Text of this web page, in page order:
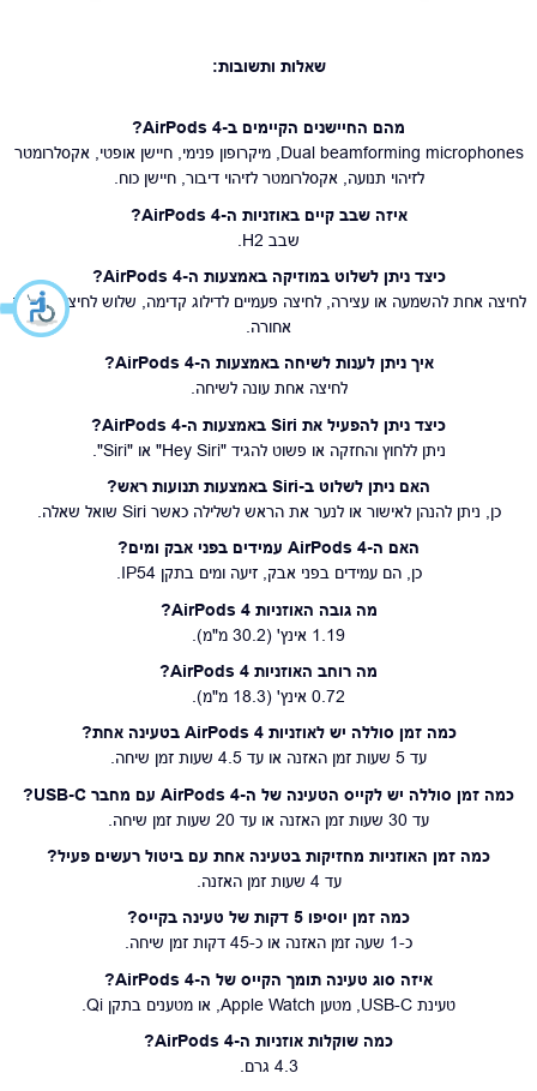
שאלות ותשובות:
מהם החיישנים הקיימים ב-AirPods 4?
Dual beamforming microphones, מיקרופון פנימי, חיישן אופטי, אקסלרומטר
לזיהוי תנועה, אקסלרומטר לזיהוי דיבור, חיישן כוח.
איזה שבב קיים באוזניות ה-AirPods 4?
שבב H2.
כיצד ניתן לשלוט במוזיקה באמצעות ה-AirPods 4?
לחיצה אחת להשמעה או עצירה, לחיצה פעמיים לדילוג קדימה, שלוש לחיצות לדילוג
אחורה.
איך ניתן לענות לשיחה באמצעות ה-AirPods 4?
לחיצה אחת עונה לשיחה.
כיצד ניתן להפעיל את Siri באמצעות ה-AirPods 4?
ניתן ללחוץ והחזקה או פשוט להגיד "Hey Siri" או "Siri".
האם ניתן לשלוט ב-Siri באמצעות תנועות ראש?
כן, ניתן להנהן לאישור או לנער את הראש לשלילה כאשר Siri שואל שאלה.
האם ה-AirPods 4 עמידים בפני אבק ומים?
כן, הם עמידים בפני אבק, זיעה ומים בתקן IP54.
מה גובה האוזניות AirPods 4?
1.19 אינץ' (30.2 מ"מ).
מה רוחב האוזניות AirPods 4?
0.72 אינץ' (18.3 מ"מ).
כמה זמן סוללה יש לאוזניות AirPods 4 בטעינה אחת?
עד 5 שעות זמן האזנה או עד 4.5 שעות זמן שיחה.
כמה זמן סוללה יש לקייס הטעינה של ה-AirPods 4 עם מחבר USB-C?
עד 30 שעות זמן האזנה או עד 20 שעות זמן שיחה.
כמה זמן האוזניות מחזיקות בטעינה אחת עם ביטול רעשים פעיל?
עד 4 שעות זמן האזנה.
כמה זמן יוסיפו 5 דקות של טעינה בקייס?
כ-1 שעה זמן האזנה או כ-45 דקות זמן שיחה.
איזה סוג טעינה תומך הקייס של ה-AirPods 4?
טעינת USB-C, מטען Apple Watch, או מטענים בתקן Qi.
כמה שוקלות אוזניות ה-AirPods 4?
4.3 גרם.